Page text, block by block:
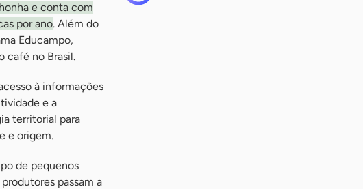
e conta com
por ano. Além do
Educampo,
café no Brasil.
à informações
e a
territorial para
e origem.
de pequenos
passam a